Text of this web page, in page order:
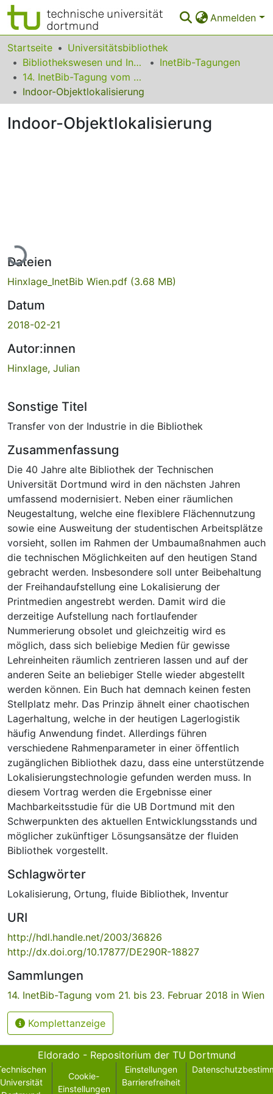
Anmelden
Bereiche & Sammlungen
Das gesamte Repositorium
Statistiken
FAQ
Startseite
Universitätsbibliothek
Bibliothekswesen und Information
InetBib-Tagungen
14. InetBib-Tagung vom 21. bis 23. Februar 2018 in Wien
Indoor-Objektlokalisierung
Indoor-Objektlokalisierung
Lade...
Dateien
Hinxlage_InetBib Wien.pdf (3.68 MB)
Datum
2018-02-21
Autor:innen
Hinxlage, Julian
Sonstige Titel
Transfer von der Industrie in die Bibliothek
Zusammenfassung
Die 40 Jahre alte Bibliothek der Technischen
Universität Dortmund wird in den nächsten Jahren
umfassend modernisiert. Neben einer räumlichen
Neugestaltung, welche eine flexiblere Flächennutzung
sowie eine Ausweitung der studentischen Arbeitsplätze
vorsieht, sollen im Rahmen der Umbaumaßnahmen auch
die technischen Möglichkeiten auf den heutigen Stand
gebracht werden. Insbesondere soll unter Beibehaltung
der Freihandaufstellung eine Lokalisierung der
Printmedien angestrebt werden. Damit wird die
derzeitige Aufstellung nach fortlaufender
Nummerierung obsolet und gleichzeitig wird es
möglich, dass sich beliebige Medien für gewisse
Lehreinheiten räumlich zentrieren lassen und auf der
anderen Seite an beliebiger Stelle wieder abgestellt
werden können. Ein Buch hat demnach keinen festen
Stellplatz mehr. Das Prinzip ähnelt einer chaotischen
Lagerhaltung, welche in der heutigen Lagerlogistik
häufig Anwendung findet. Allerdings führen
verschiedene Rahmenparameter in einer öffentlich
zugänglichen Bibliothek dazu, dass eine unterstützende
Lokalisierungstechnologie gefunden werden muss. In
diesem Vortrag werden die Ergebnisse einer
Machbarkeitsstudie für die UB Dortmund mit den
Schwerpunkten des aktuellen Entwicklungsstands und
möglicher zukünftiger Lösungsansätze der fluiden
Bibliothek vorgestellt.
Schlagwörter
Lokalisierung, Ortung, fluide Bibliothek, Inventur
URI
http://hdl.handle.net/2003/36826
http://dx.doi.org/10.17877/DE290R-18827
Sammlungen
14. InetBib-Tagung vom 21. bis 23. Februar 2018 in Wien
Komplettanzeige
Eldorado - Repositorium der TU Dortmund
Universität
Cookie-
Einstellungen
Einstellungen
Barrierefreiheit